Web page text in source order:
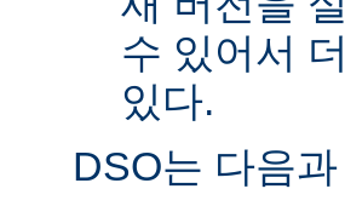
수 있어서
있다.
DSO는 다음